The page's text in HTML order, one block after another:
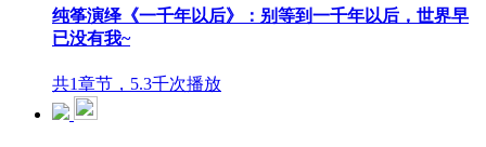
纯筝演绎《一千年以后》：别等到一千年以后，世界早
已没有我~
共1章节，5.3千次播放